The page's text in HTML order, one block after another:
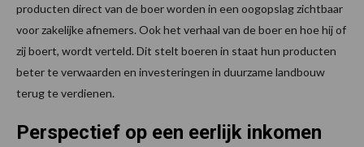
producten direct van de boer worden in een oogopslag zichtbaar
voor zakelijke afnemers. Ook het verhaal van de boer en hoe hij of
zij boert, wordt verteld. Dit stelt boeren in staat hun producten
beter te verwaarden en investeringen in duurzame landbouw
terug te verdienen.
Perspectief op een eerlijk inkomen